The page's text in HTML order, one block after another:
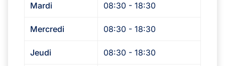
Mardi 08:30 - 18:30
Mercredi 08:30 - 18:30
Jeudi 08:30 - 18:30